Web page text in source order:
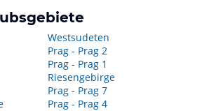
Westsudeten
Prag - Prag 2
Prag - Prag 1
Riesengebirge
Prag - Prag 7
Prag - Prag 4